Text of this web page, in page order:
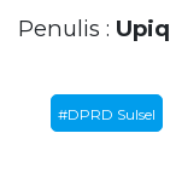
Penulis : Upiq
#DPRD Sulsel